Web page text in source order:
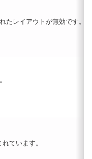
たレイアウトが無効です。
ています。